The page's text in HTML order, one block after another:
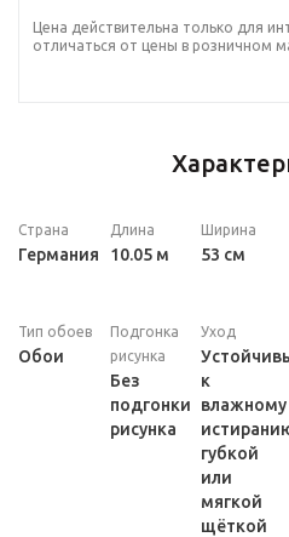
Цена действительна только для
отличаться от цены в розничном
Страна
Германия
Длина
10.05 м
Ширина
53 см
Тип обоев
Обои
Подгонка
рисунка
Без
подгонки
рисунка
Уход
к
влажному
губкой
или
мягкой
щёткой